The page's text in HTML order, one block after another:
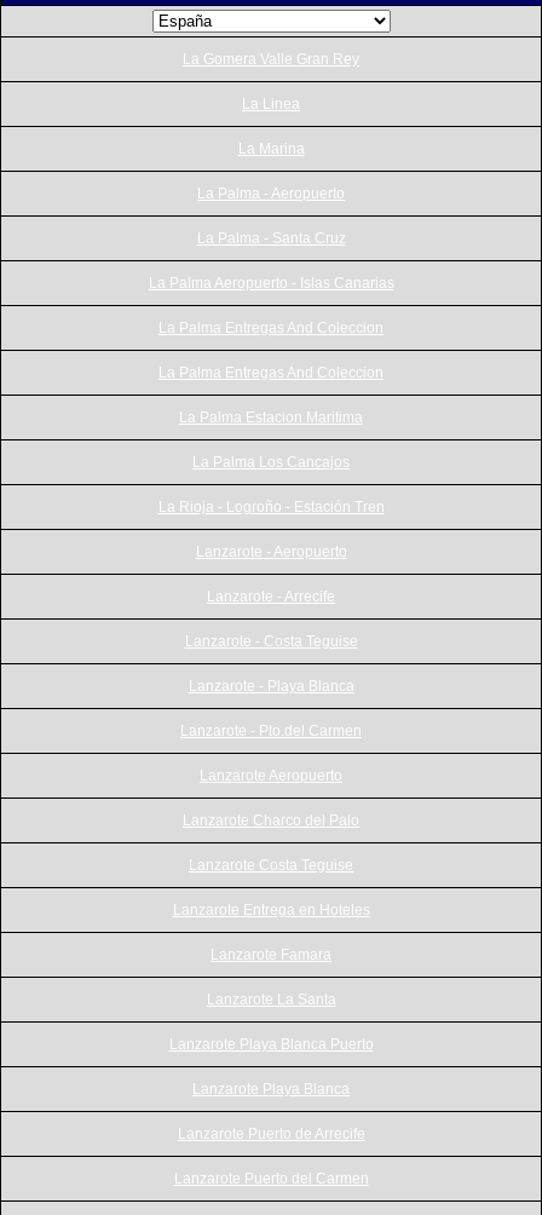
La Gomera Valle Gran Rey
La Linea
La Marina
La Palma - Aeropuerto
La Palma - Santa Cruz
La Palma Aeropuerto - Islas Canarias
La Palma Entregas And Coleccion
La Palma Entregas And Coleccion
La Palma Estacion Maritima
La Palma Los Cancajos
La Rioja - Logroño - Estación Tren
Lanzarote - Aeropuerto
Lanzarote - Arrecife
Lanzarote - Costa Teguise
Lanzarote - Playa Blanca
Lanzarote - Pto.del Carmen
Lanzarote Aeropuerto
Lanzarote Charco del Palo
Lanzarote Costa Teguise
Lanzarote Entrega en Hoteles
Lanzarote Famara
Lanzarote La Santa
Lanzarote Playa Blanca Puerto
Lanzarote Playa Blanca
Lanzarote Puerto de Arrecife
Lanzarote Puerto del Carmen